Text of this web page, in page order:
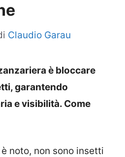
Claudio Garau
è bloccare
garantendo
e visibilità. Come
noto, non sono insetti